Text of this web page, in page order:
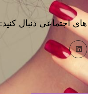
اجتماعی دنبال کنید: